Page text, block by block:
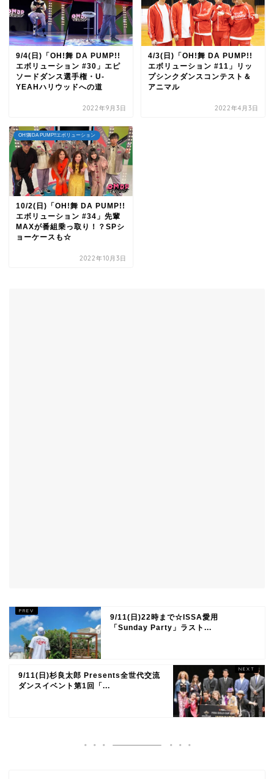
9/4(日)「OH!舞 DA PUMP!!
エボリューション #30」エピ
ソードダンス選手権・U-
YEAHハリウッドへの道
2022年9月3日
4/3(日)「OH!舞 DA PUMP!!
エボリューション #11」リッ
プシンクダンスコンテスト＆
アニマル
2022年4月3日
OH!舞DA PUMP!!エボリューション
10/2(日)「OH!舞 DA PUMP!!
エボリューション #34」先輩
MAXが番組乗っ取り！？SPシ
ョーケースも☆
2022年10月3日
9/11(日)22時まで☆ISSA愛用
「Sunday Party」ラスト...
9/11(日)杉良太郎 Presents全世代交流
ダンスイベント第1回「...